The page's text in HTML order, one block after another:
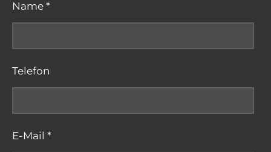
Name *
Telefon
E-Mail *